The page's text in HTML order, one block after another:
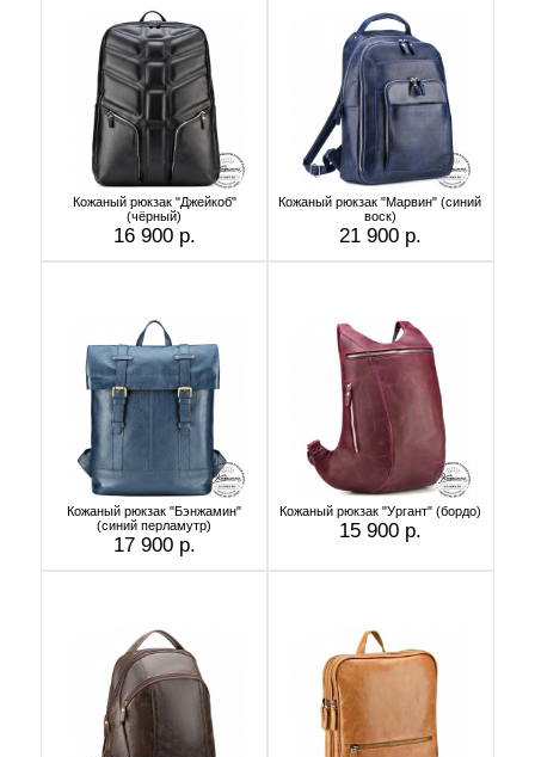
Кожаный рюкзак "Джейкоб"
(чёрный)
16 900 р.
Кожаный рюкзак "Марвин" (синий
воск)
21 900 р.
Кожаный рюкзак "Бэнжамин"
(синий перламутр)
17 900 р.
Кожаный рюкзак "Ургант" (бордо)
15 900 р.